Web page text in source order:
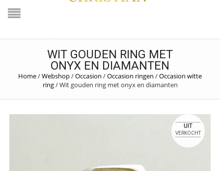
WIT GOUDEN RING MET
ONYX EN DIAMANTEN
Home/Webshop/Occasion /Occasion ringen /Occasion witte
ring/Wit gouden ring met onyx en diamanten
UIT
VERKOCHT